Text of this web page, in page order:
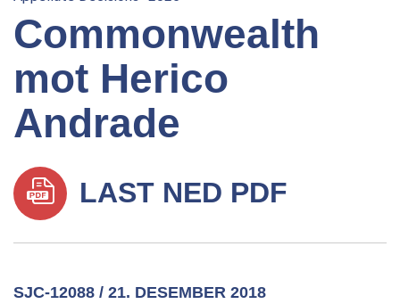
Commonwealth
mot Herico
Andrade
LAST NED PDF
SJC-12088 / 21. DESEMBER 2018